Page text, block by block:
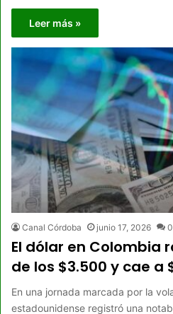
Leer más »
Canal Córdoba junio 17, 2026 0
El dólar en Colombia
de los $3.500 y cae a
En una jornada marcada por la
estadounidense registró una